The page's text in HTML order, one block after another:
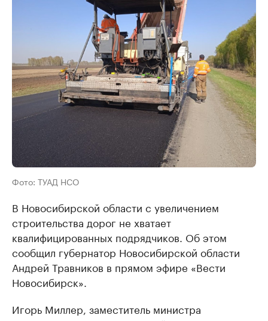
Фото: ТУАД НСО
В Новосибирской области с увеличением
строительства дорог не хватает
квалифицированных подрядчиков. Об этом
сообщил губернатор Новосибирской области
Андрей Травников в прямом эфире «Вести
Новосибирск».
Игорь Миллер, заместитель министра